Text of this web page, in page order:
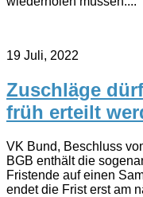
19 Juli, 2022
Zuschläge
früh erteilt
VK Bund, Beschluss
BGB enthält die
Fristende auf einen
endet die Frist erst am